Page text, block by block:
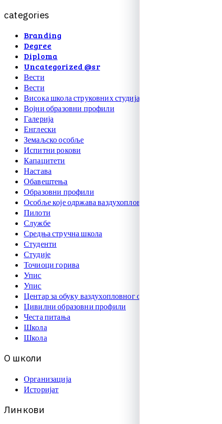
categories
Branding
Degree
Diploma
Uncategorized @sr
Вести
Вести
Висока школа струковних студија
Војни образовни профили
Галерија
Енглески
Земаљско особље
Испитни рокови
Капацитети
Настава
Обавештења
Образовни профили
Особље које одржава ваздухоплове
Пилоти
Службе
Средња стручна школа
Студенти
Студије
Точиоци горива
Упис
Упис
Центар за обуку ваздухопловног особља
Цивилни образовни профили
Честа питања
Школа
Школа
О школи
Организација
Историјат
Лин кови